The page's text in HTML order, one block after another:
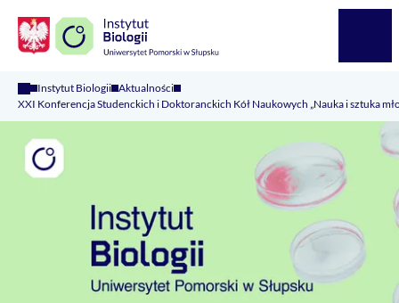
Instytut Biologii Aktualności
XXI Konferencja Studenckich i Doktoranckich Kół Naukowych „Nauka i sztuka